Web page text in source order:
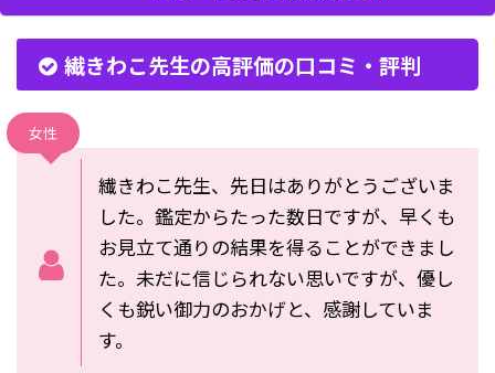
繊きわこ先生の高評価の口コミ・評判
女性
繊きわこ先生、先日はありがとうございま
した。鑑定からたった数日ですが、早くも
お見立て通りの結果を得ることができまし
た。未だに信じられない思いですが、優し
くも鋭い御力のおかげと、感謝していま
す。